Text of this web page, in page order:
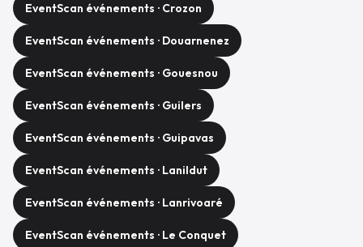
EventScan événements · Crozon
EventScan événements · Douarnenez
EventScan événements · Gouesnou
EventScan événements · Guilers
EventScan événements · Guipavas
EventScan événements · Lanildut
EventScan événements · Lanrivoaré
EventScan événements · Le Conquet